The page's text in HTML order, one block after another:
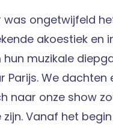
ongetwijfeld
akoestiek en
muzikale
We dachten
naar onze show
Vanaf het